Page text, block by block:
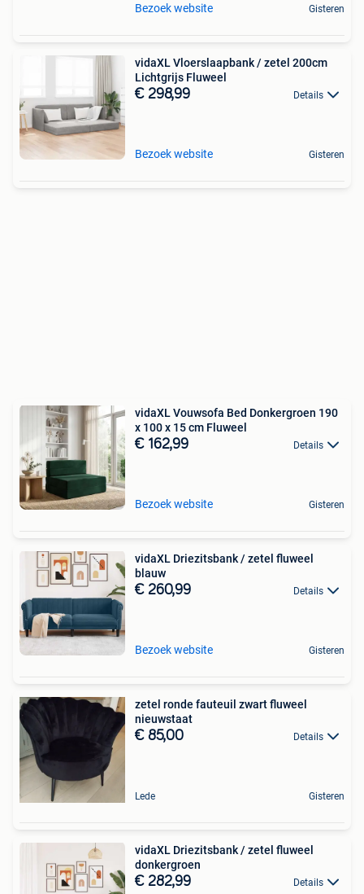
Bezoek website Gisteren
vidaXL Vloerslaapbank / zetel 200cm
Lichtgrijs Fluweel
€ 298,99 Details
Bezoek website Gisteren
vidaXL Vouwsofa Bed Donkergroen 190
x 100 x 15 cm Fluweel
€ 162,99 Details
Bezoek website Gisteren
vidaXL Driezitsbank / zetel fluweel
blauw
€ 260,99 Details
Bezoek website Gisteren
zetel ronde fauteuil zwart fluweel
nieuwstaat
€ 85,00 Details
Lede Gisteren
vidaXL Driezitsbank / zetel fluweel
donkergroen
€ 282,99 Details